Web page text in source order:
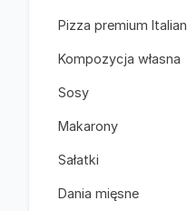
Pizza premium Italian
Kompozycja własna
Sosy
Makarony
Sałatki
Dania mięsne